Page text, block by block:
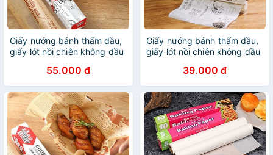
Giấy nướng bánh thấm dầu,
giấy lót nồi chiên không dầu
55.000 đ
Giấy nướng bánh thấm dầu,
giấy lót nồi chiên không dầu
39.000 đ